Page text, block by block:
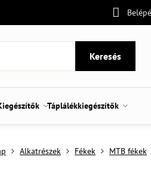
Keresés
Táplálékkiegészítők
Alkatrészek Fékek MTB fékek